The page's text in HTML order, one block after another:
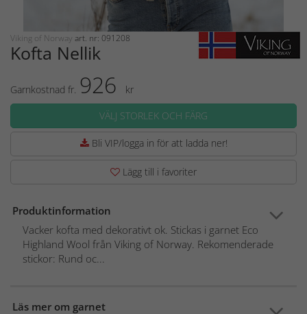
Viking of Norway art. nr: 091208
Kofta Nellik
Garnkostnad fr. 926
kr
VÄLJ STORLEK OCH FÄRG
Bli VIP/logga in för att ladda ner!
Lägg till i favoriter
Produktinformation
Vacker kofta med dekorativt ok. Stickas i garnet Eco
Highland Wool från Viking of Norway. Rekomenderade
stickor: Rund oc...
Läs mer om garnet